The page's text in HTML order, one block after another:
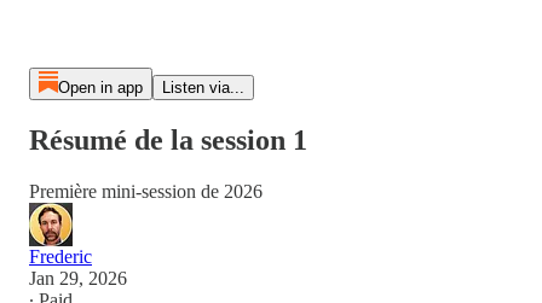
Open in app Listen via...
Résumé de la session 1
Première mini-session de 2026
Frederic
Jan 29, 2026